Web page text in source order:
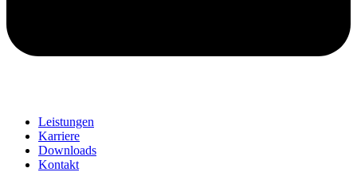
Leistungen
Karriere
Downloads
Kontakt